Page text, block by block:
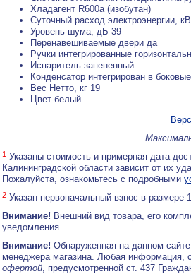
Хладагент R600a (изобутан)
Суточный расход электроэнергии,
Уровень шума, дБ 39
Перенавешиваемые двери да
Ручки интегрированные
Испаритель запененный
Конденсатор интегрирован в
Вес Нетто, кг 19
Цвет белый
1 Указаны стоимость и примерная дата
Калининградской области зависит от их
Пожалуйста, ознакомьтесь с подробными
2 Указан первоначальный взнос в
Внимание! Внешний вид товара, его
уведомления.
Внимание! Обнаруженная на данном
менеджера магазина. Любая информация,
офертой, предусмотренной ст. 437